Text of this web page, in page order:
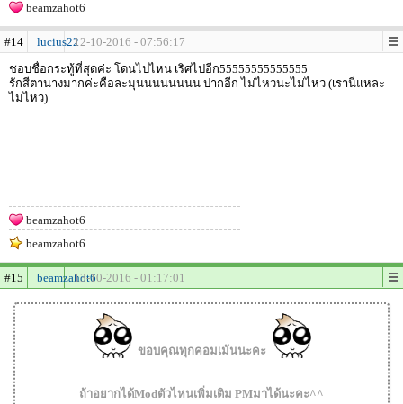
beamzahot6
#14 lucius2212-10-2016 - 07:56:17
ชอบชื่อกระทู้ที่สุดค่ะ โดนไปไหน เริศไปอีก55555555555555
รักสีตานางมากค่ะคือละมุนนนนนนนน ปากอีก ไม่ไหวนะไม่ไหว (เรานี่แหละ
ไม่ไหว)
beamzahot6
beamzahot6
#15 beamzahot613-10-2016 - 01:17:01
ขอบคุณทุกคอมเม้นนะคะ
ถ้าอยากได้Modตัวไหนเพิ่มเติม PMมาได้นะคะ^^